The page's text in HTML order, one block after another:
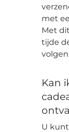
met
Met
tijde
Kan
U